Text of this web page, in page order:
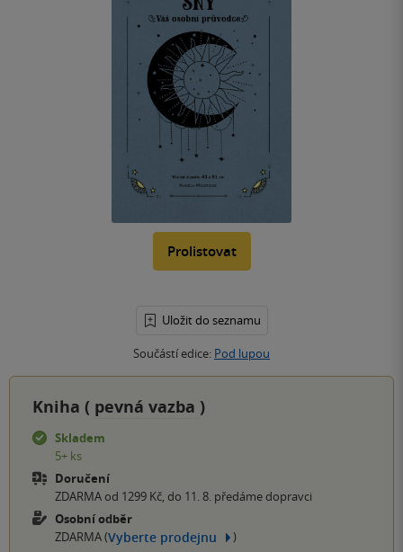
Prolistovat
Uložit do seznamu
Součástí edice: Pod lupou
Kniha ( pevná vazba )
Skladem
5+ ks
Doručení
ZDARMA od 1299 Kč, do 11. 8. předáme dopravci
Osobní odběr
ZDARMA (Vyberte prodejnu )